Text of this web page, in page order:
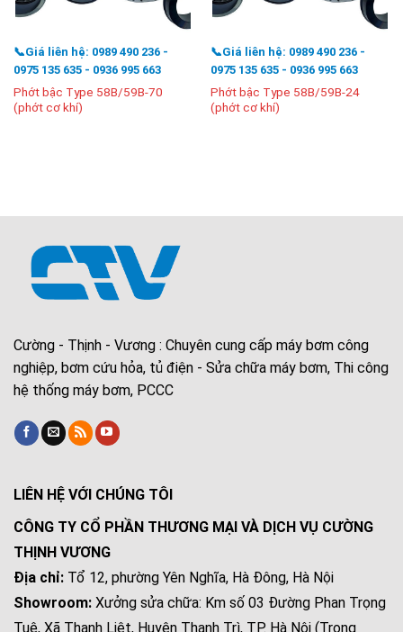
📞Giá liên hệ: 0989 490 236 -
0975 135 635 - 0936 995 663
Phớt bậc Type 58B/59B-70
(phớt cơ khí)
📞Giá liên hệ: 0989 490 236 -
0975 135 635 - 0936 995 663
Phớt bậc Type 58B/59B-24
(phớt cơ khí)
Cường - Thịnh - Vương : Chuyên cung cấp máy bơm công
nghiệp, bơm cứu hỏa, tủ điện - Sửa chữa máy bơm, Thi công
hệ thống máy bơm, PCCC
LIÊN HỆ VỚI CHÚNG TÔI
CÔNG TY CỔ PHẦN THƯƠNG MẠI VÀ DỊCH VỤ CƯỜNG
THỊNH VƯƠNG
Địa chỉ: Tổ 12, phường Yên Nghĩa, Hà Đông, Hà Nội
Showroom: Xưởng sửa chữa: Km số 03 Đường Phan Trọng
Tuệ, Xã Thanh Liệt, Huyện Thanh Trì, TP. Hà Nội (Trong